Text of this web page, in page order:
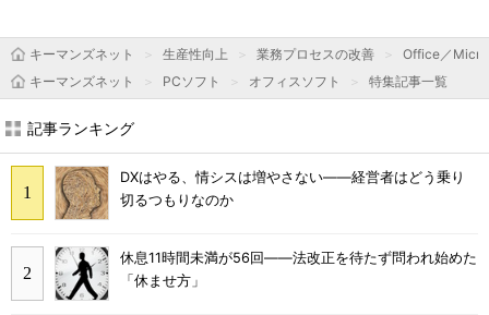
キーマンズネット 生産性向上 業務プロセスの改善
Office／
キーマンズネット
PCソフト オフィスソフト 特集記事一覧
記事ランキング
DXはやる、情シスは増やさない――経営者はどう乗り
切るつもりなのか
休息11時間未満が56回――法改正を待たず問われ始めた
「休ませ方」